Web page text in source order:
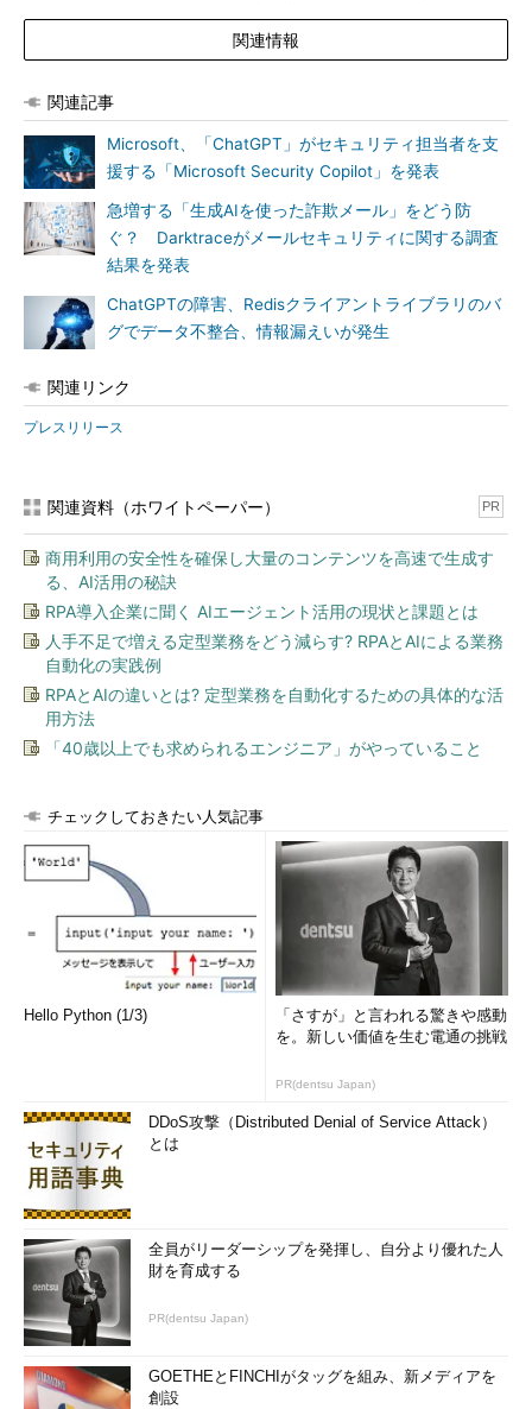
関連情報
関連記事
Microsoft、「ChatGPT」がセキュリティ担当者を支
援する「Microsoft Security Copilot」を発表
急増する「生成AIを使った詐欺メール」をどう防
ぐ？ Darktraceがメールセキュリティに関する調査
結果を発表
ChatGPTの障害、Redisクライアントライブラリのバ
グでデータ不整合、情報漏えいが発生
関連リンク
プレスリリース
関連資料（ホワイトペーパー） PR
商用利用の安全性を確保し大量のコンテンツを高速で生成す
る、AI活用の秘訣
RPA導入企業に聞く AIエージェント活用の現状と課題とは
人手不足で増える定型業務をどう減らす? RPAとAIによる業務
自動化の実践例
RPAとAIの違いとは? 定型業務を自動化するための具体的な活
用方法
「40歳以上でも求められるエンジニア」がやっていること
チェックしておきたい人気記事
Hello Python (1/3)
「さすが」と言われる驚きや感動
を。新しい価値を生む電通の挑戦
PR(dentsu Japan)
DDoS攻撃（Distributed Denial of Service Attack）
とは
全員がリーダーシップを発揮し、自分より優れた人
財を育成する
PR(dentsu Japan)
GOETHEとFINCHIがタッグを組み、新メディアを
創設